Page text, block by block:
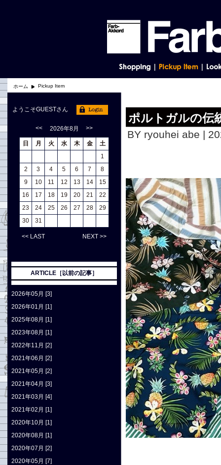
ホーム Pickup Item
ポルトガルの伝
BY ryouhei abe |
ようこそGUESTさん
<< 2026年8月 >>
日 月 火 水 木 金
土
1
2
3 4 5 6 7
8
9
10 11 12 13 14
15
16
17 18 19 20 21
22
23
24 25 26 27 28
29
30
31
<< LAST NEXT >>
ARTICLE［以前の記事］
2026年05月 [3]
2026年01月 [1]
2025年08月 [1]
2023年08月 [1]
2022年11月 [2]
2021年06月 [2]
2021年05月 [2]
2021年04月 [3]
2021年03月 [4]
2021年02月 [1]
2020年10月 [1]
2020年08月 [1]
2020年07月 [2]
2020年05月 [7]